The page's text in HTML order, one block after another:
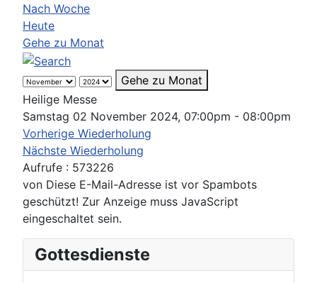
Nach Woche
Heute
Gehe zu Monat
Gehe zu Monat
Heilige Messe
Samstag 02 November 2024, 07:00pm - 08:00pm
Vorherige Wiederholung
Nächste Wiederholung
Aufrufe : 573226
von Diese E-Mail-Adresse ist vor Spambots
geschützt! Zur Anzeige muss JavaScript
eingeschaltet sein.
Gottesdienste